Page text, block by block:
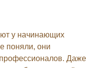
у начинающих
поняли, они
Даже